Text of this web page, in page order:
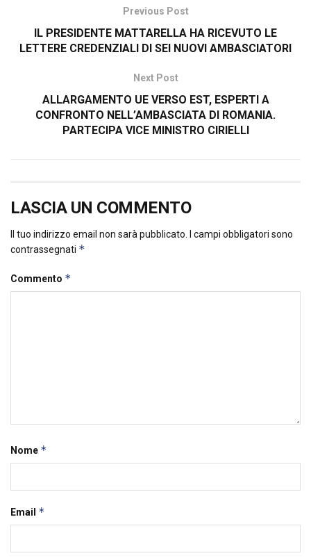
Previous Post
IL PRESIDENTE MATTARELLA HA RICEVUTO LE
LETTERE CREDENZIALI DI SEI NUOVI AMBASCIATORI
Next Post
ALLARGAMENTO UE VERSO EST, ESPERTI A
CONFRONTO NELL’AMBASCIATA DI ROMANIA.
PARTECIPA VICE MINISTRO CIRIELLI
LASCIA UN COMMENTO
Il tuo indirizzo email non sarà pubblicato.
I campi obbligatori sono
contrassegnati *
Commento *
Nome *
Email *